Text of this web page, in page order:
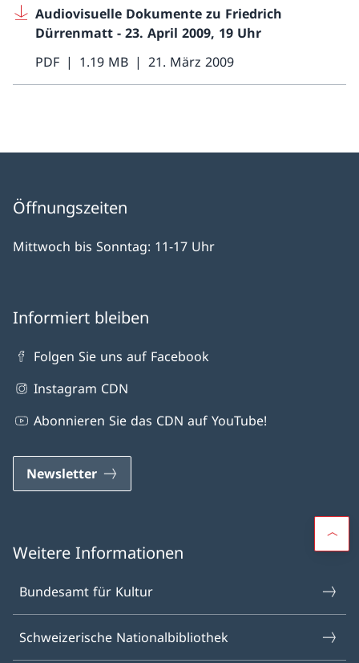
Audiovisuelle Dokumente zu Friedrich
Dürrenmatt - 23. April 2009, 19 Uhr
PDF
1.19 MB 21. März 2009
Öffnungszeiten
Mittwoch bis Sonntag: 11-17 Uhr
Informiert bleiben
Folgen Sie uns auf Facebook
Instagram CDN
Abonnieren Sie das CDN auf YouTube!
Newsletter
Weitere Informationen
Bundesamt für Kultur
Schweizerische Nationalbibliothek